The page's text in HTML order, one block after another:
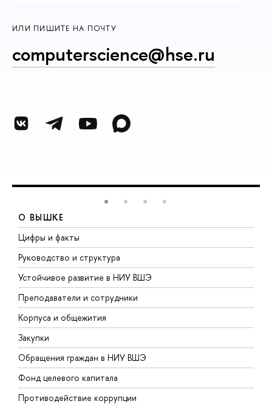
ИЛИ ПИШИТЕ НА ПОЧТУ
computerscience@hse.ru
О ВЫШКЕ
Цифры и факты
Руководство и структура
Устойчивое развитие в НИУ ВШЭ
Преподаватели и сотрудники
Корпуса и общежития
Закупки
Обращения граждан в НИУ ВШЭ
Фонд целевого капитала
Противодействие коррупции